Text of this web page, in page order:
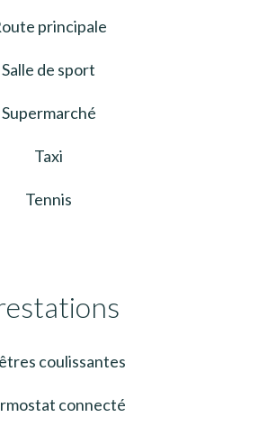
principale
Salle de sport
Supermarché
Taxi
Tennis
coulissantes
connecté